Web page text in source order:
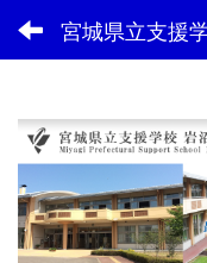
宮城県立支援